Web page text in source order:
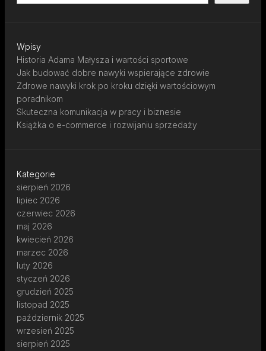
Wpisy
Historia Adama Małysza i wartości sportowe
Jak budować dobre nawyki wspierające zdrowie
Zdrowe nawyki krok po kroku dzięki wartościowym
poradnikom
Skuteczna komunikacja w pracy i biznesie
Książka o e-commerce i rozwijaniu sprzedaży
Kategorie
sierpień 2026
lipiec 2026
czerwiec 2026
maj 2026
kwiecień 2026
marzec 2026
luty 2026
styczeń 2026
grudzień 2025
listopad 2025
październik 2025
wrzesień 2025
sierpień 2025